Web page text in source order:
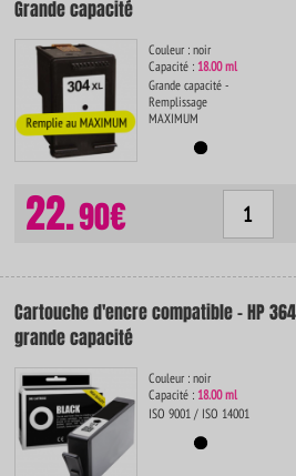
Grande capacité
Couleur : noir
Capacité : 18.00 ml
Grande capacité -
Remplissage
MAXIMUM
22.90€
Cartouche d'encre compatible - HP
grande capacité
Couleur : noir
Capacité : 18.00 ml
ISO 9001 / ISO 14001